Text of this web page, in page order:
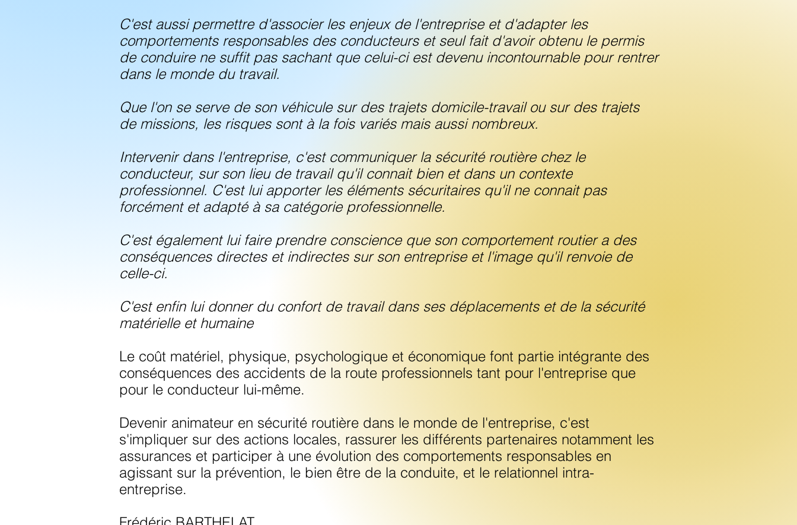
C'est aussi permettre d'associer les enjeux de l'entreprise et d'adapter les
comportements responsables des conducteurs et seul fait d'avoir obtenu le permis
de conduire ne suffit pas sachant que celui-ci est devenu incontournable pour rentrer
dans le monde du travail.
Que l'on se serve de son véhicule sur des trajets domicile-travail ou sur des trajets
de missions, les risques sont à la fois variés mais aussi nombreux.
Intervenir dans l'entreprise, c'est communiquer la sécurité routière chez le
conducteur, sur son lieu de travail qu'il connait bien et dans un contexte
professionnel. C'est lui apporter les éléments sécuritaires qu'il ne connait pas
forcément et adapté à sa catégorie professionnelle.
C'est également lui faire prendre conscience que son comportement routier a des
conséquences directes et indirectes sur son entreprise et l'image qu'il renvoie de
celle-ci.
C'est enfin lui donner du confort de travail dans ses déplacements et de la sécurité
matérielle et humaine
Le coût matériel, physique, psychologique et économique font partie intégrante des
conséquences des accidents de la route professionnels tant pour l'entreprise que
pour le conducteur lui-même.
Devenir animateur en sécurité routière dans le monde de l'entreprise, c'est
s'impliquer sur des actions locales, rassurer les différents partenaires notamment les
assurances et participer à une évolution des comportements responsables en
agissant sur la prévention, le bien être de la conduite, et le relationnel intra-
entreprise.